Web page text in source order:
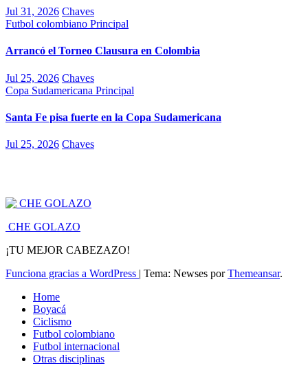
Jul 31, 2026 Chaves
Futbol colombiano Principal
Arrancó el Torneo Clausura en Colombia
Jul 25, 2026 Chaves
Copa Sudamericana Principal
Santa Fe pisa fuerte en la Copa Sudamericana
Jul 25, 2026 Chaves
CHE GOLAZO
¡TU MEJOR CABEZAZO!
Funciona gracias a WordPress | Tema: Newses porThemeansar.
Home
Boyacá
Ciclismo
Futbol colombiano
Futbol internacional
Otras disciplinas